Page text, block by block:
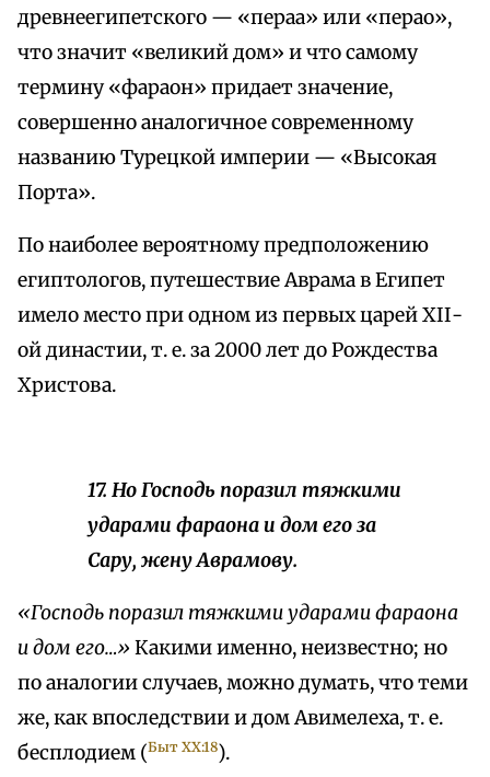
древнеегипетского — «пераа» или «перао»,
что значит «великий дом» и что самому
термину «фараон» придает значение,
совершенно аналогичное coвременномy
названию Турецкой империи — «Высокая
Порта».
По наиболее вероятному предположению
египтологов, путешествие Аврама в Египет
имело место при одном из первых царей ХІІ-
ой династии, т. е. за 2000 лет до Рождества
Xристова.
17. Но Господь поразил тяжкими
ударами фараона и дом его за
Сару, жену Аврамову.
«Господь поразил тяжкими ударами фараона
и дом его…» Какими именно, неизвестно; но
по аналогии случаев, можно думать, что теми
же, как впоследствии и дом Авимелеха, т. е.
бесплодием (Быт XX:18).